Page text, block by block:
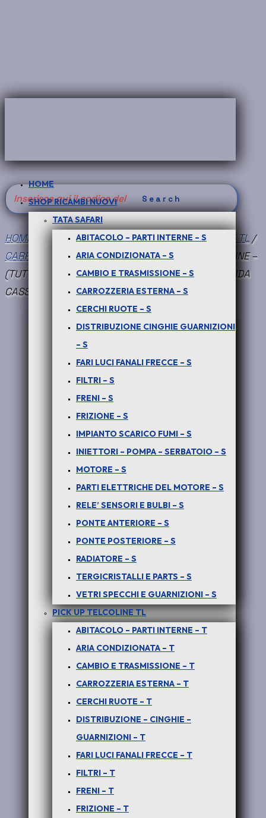
HOME
SHOP RICAMBI NUOVI
TATA SAFARI
ABITACOLO – PARTI INTERNE – S
ARIA CONDIZIONATA – S
CAMBIO E TRASMISSIONE – S
CARROZZERIA ESTERNA – S
CERCHI RUOTE – S
DISTRIBUZIONE CINGHIE GUARNIZIONI
– S
FARI LUCI FANALI FRECCE – S
FILTRI – S
FRENI – S
FRIZIONE – S
IMPIANTO SCARICO FUMI – S
INIETTORI – POMPA – SERBATOIO – S
MOTORE – S
PARTI ELETTRICHE DEL MOTORE – S
RELE’ SENSORI E BULBI – S
PONTE ANTERIORE – S
PONTE POSTERIORE – S
RADIATORE – S
TERGICRISTALLI E PARTS – S
VETRI SPECCHI E GUARNIZIONI – S
PICK UP TELCOLINE TL
ABITACOLO – PARTI INTERNE – T
ARIA CONDIZIONATA – T
CAMBIO E TRASMISSIONE – T
CARROZZERIA ESTERNA – T
CERCHI RUOTE – T
DISTRIBUZIONE – CINGHIE –
GUARNIZIONI – T
FARI LUCI FANALI FRECCE – T
FILTRI – T
FRENI – T
FRIZIONE – T
Search
for:
HOME SHOP RICAMBI NUOVI/PICK UP TELCOLINE TL /
CARROZZERIA ESTERNA - T/ PER PICK-UP TELCOLINE –
(TUTTE LE VERSIONI) : TIRANTE X APERTURA SPONDA
CASSONE – COD-BF0008-18A
CASSONE – COD-BF0008-18A
40,00 + iva
PARTS 3
COSTO PER UN PRODOTTO ORIGINALE NUOVO –
GARANZIA UN ANNO
Per info e disponibilità del prodotto
anche usato
SCONTATO DEL 50%
chiamare il389-4697128 – anche
WhatsApp